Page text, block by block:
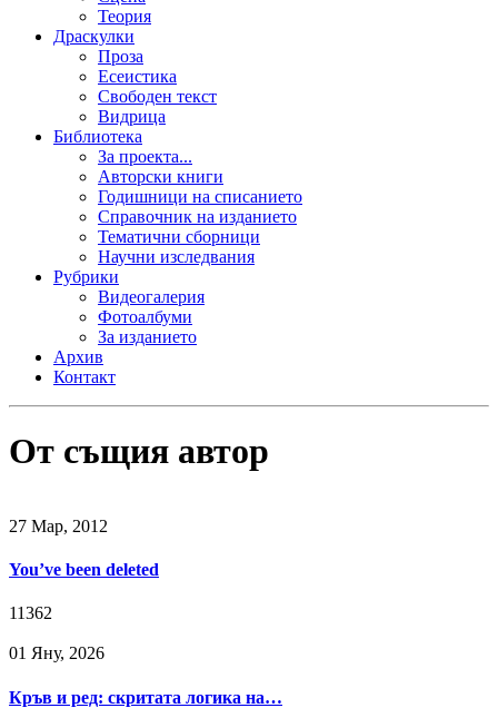
Теория
Драскулки
Проза
Есеистика
Свободен текст
Видрица
Библиотека
За проекта...
Авторски книги
Годишници на списанието
Справочник на изданието
Тематични сборници
Научни изследвания
Рубрики
Видеогалерия
Фотоалбуми
За изданието
Архив
Контакт
От същия автор
27 Мар, 2012
You’ve been deleted
11362
01 Яну, 2026
Кръв и ред: скритата логика на…